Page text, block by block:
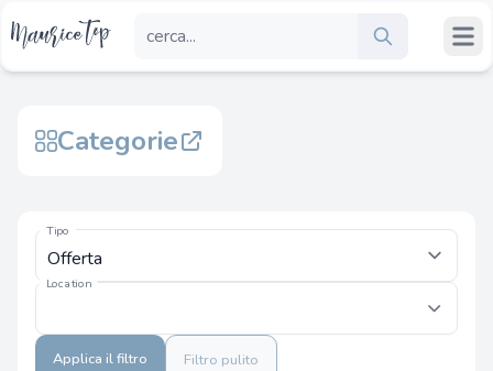
Categorie
Tipo
Location
Applica il filtro Filtro pulito